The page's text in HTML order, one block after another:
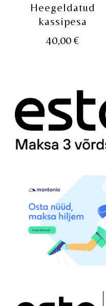
Heegeldatud
kassipesa
40,00€